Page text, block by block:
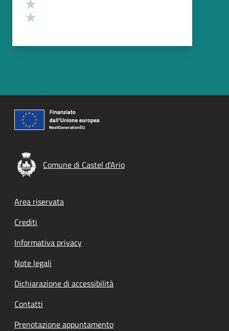
Comune di Castel d'Ario
Footer menu
Area riservata
Crediti
Informativa privacy
Note legali
Dichiarazione di accessibilità
Contatti
Prenotazione appuntamento